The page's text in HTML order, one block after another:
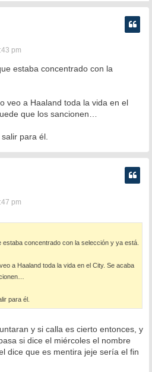
pm
estaba concentrado con la
veo a Haaland toda la vida en el
que los sancionen…
para él.
pm
estaba concentrado con la selección y ya está.
a Haaland toda la vida en el City. Se acaba
para él.
y si calla es cierto entonces, y
si dice el miércoles el nombre
dice que es mentira jeje sería el fin